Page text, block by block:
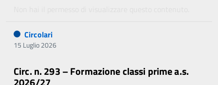
Circolari
15 Luglio 2026
Circ. n. 293 – Formazione classi prime a.s.